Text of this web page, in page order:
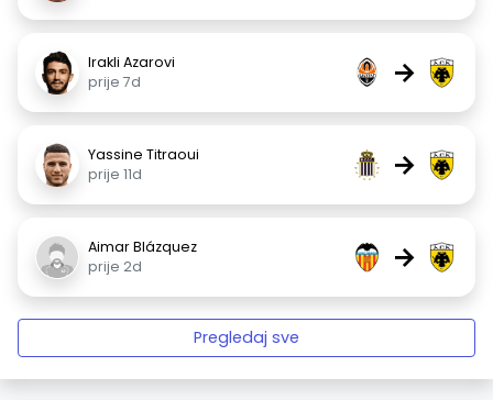
Irakli Azarovi
prije 7d
→
Yassine Titraoui
prije 11d
→
Aimar Blázquez
prije 2d
→
Pregledaj sve